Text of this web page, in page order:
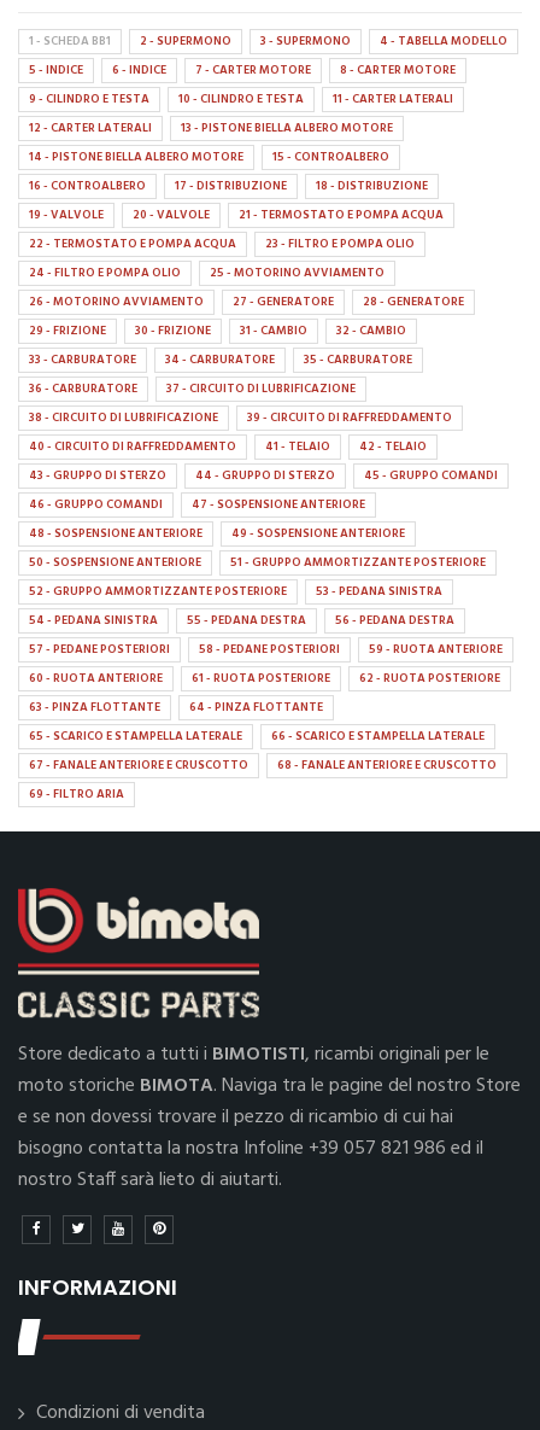
1 - SCHEDA BB1 2 - SUPERMONO 3 - SUPERMONO
4 - TABELLA MODELLO
5 - INDICE
6 - INDICE 7 - CARTER MOTORE
8 - CARTER MOTORE
9 - CILINDRO E TESTA
10 - CILINDRO E TESTA
11 - CARTER LATERALI
12 - CARTER LATERALI
13 - PISTONE BIELLA ALBERO MOTORE
14 - PISTONE BIELLA ALBERO MOTORE
15 - CONTROALBERO
16 - CONTROALBERO
17 - DISTRIBUZIONE
18 - DISTRIBUZIONE
19 - VALVOLE
20 - VALVOLE
21 - TERMOSTATO E POMPA ACQUA
22 - TERMOSTATO E POMPA ACQUA
23 - FILTRO E POMPA OLIO
24 - FILTRO E POMPA OLIO
25 - MOTORINO AVVIAMENTO
26 - MOTORINO AVVIAMENTO
27 - GENERATORE
28 - GENERATORE
29 - FRIZIONE
30 - FRIZIONE 31 - CAMBIO
32 - CAMBIO
33 - CARBURATORE
34 - CARBURATORE
35 - CARBURATORE
36 - CARBURATORE
37 - CIRCUITO DI LUBRIFICAZIONE
38 - CIRCUITO DI LUBRIFICAZIONE
39 - CIRCUITO DI RAFFREDDAMENTO
40 - CIRCUITO DI RAFFREDDAMENTO
41 - TELAIO
42 - TELAIO
43 - GRUPPO DI STERZO
44 - GRUPPO DI STERZO
45 - GRUPPO COMANDI
46 - GRUPPO COMANDI
47 - SOSPENSIONE ANTERIORE
48 - SOSPENSIONE ANTERIORE
49 - SOSPENSIONE ANTERIORE
50 - SOSPENSIONE ANTERIORE
51 - GRUPPO AMMORTIZZANTE POSTERIORE
52 - GRUPPO AMMORTIZZANTE POSTERIORE
53 - PEDANA SINISTRA
54 - PEDANA SINISTRA
55 - PEDANA DESTRA
56 - PEDANA DESTRA
57 - PEDANE POSTERIORI
58 - PEDANE POSTERIORI
59 - RUOTA ANTERIORE
60 - RUOTA ANTERIORE
61 - RUOTA POSTERIORE
62 - RUOTA POSTERIORE
63 - PINZA FLOTTANTE
64 - PINZA FLOTTANTE
65 - SCARICO E STAMPELLA LATERALE
66 - SCARICO E STAMPELLA LATERALE
67 - FANALE ANTERIORE E CRUSCOTTO
68 - FANALE ANTERIORE E CRUSCOTTO
69 - FILTRO ARIA
Store dedicato a tutti i BIMOTISTI, ricambi originali per le
moto storiche BIMOTA. Naviga tra le pagine del nostro Store
e se non dovessi trovare il pezzo di ricambio di cui hai
bisogno contatta la nostra Infoline +39 057 821 986 ed il
nostro Staff sarà lieto di aiutarti.
INFORMAZIONI
Condizioni di vendita